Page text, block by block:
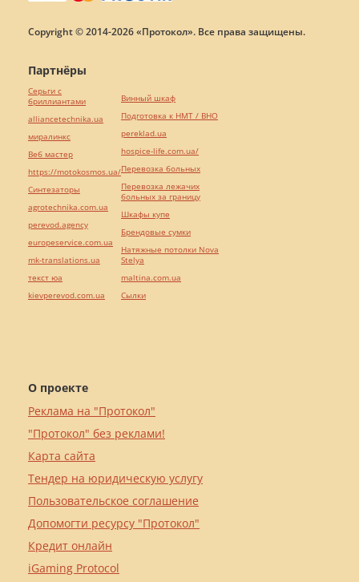
Copyright © 2014-2026 «Протокол». Все права защищены.
О проекте
Реклама на "Протокол"
"Протокол" без реклами!
Карта сайта
Тендер на юридическую услугу
Пользовательское соглашение
Допомогти ресурсу "Протокол"
Кредит онлайн
iGaming Protocol
Партнёры
Серьги с
бриллиантами
alliancetechnika.ua
миралинкс
Веб мастер
https://motokosmos.ua/
Синтезаторы
agrotechnika.com.ua
perevod.agency
europeservice.com.ua
mk-translations.ua
текст юа
kievperevod.com.ua
Винный шкаф
Подготовка к НМТ / ВНО
pereklad.ua
hospice-life.com.ua/
Перевозка больных
Перевозка лежачих
больных за границу
Шкафы купе
Брендовые сумки
Натяжные потолки Nova
Stelya
maltina.com.ua
Cылки